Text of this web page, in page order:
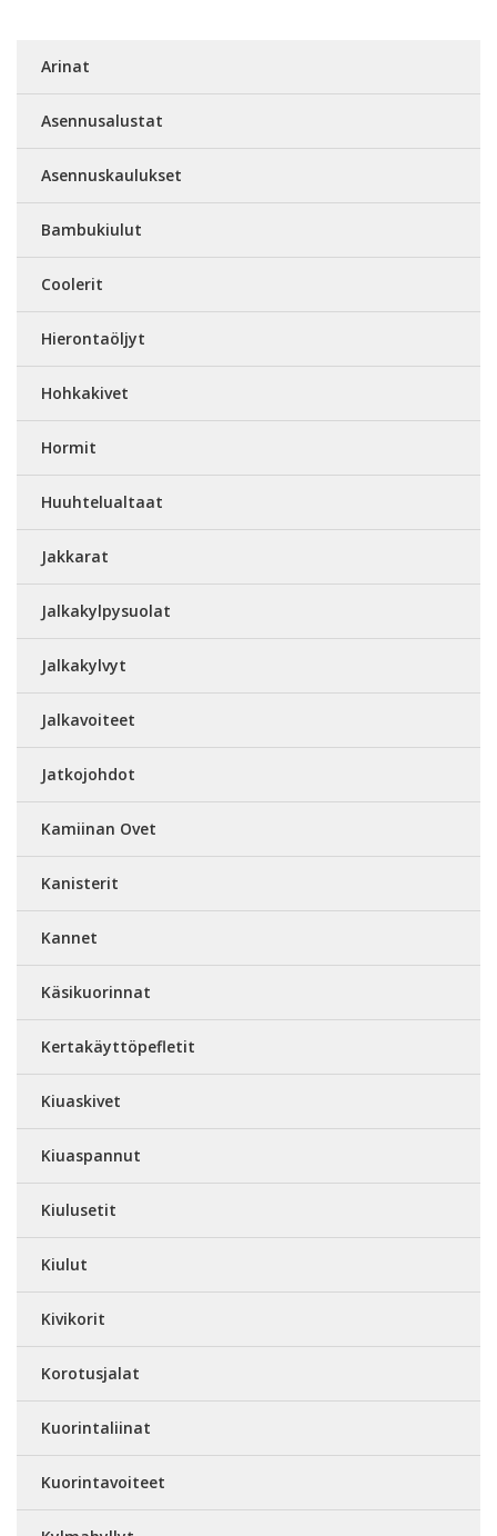
Arinat
Asennusalustat
Asennuskaulukset
Bambukiulut
Coolerit
Hierontaöljyt
Hohkakivet
Hormit
Huuhtelualtaat
Jakkarat
Jalkakylpysuolat
Jalkakylvyt
Jalkavoiteet
Jatkojohdot
Kamiinan Ovet
Kanisterit
Kannet
Käsikuorinnat
Kertakäyttöpefletit
Kiuaskivet
Kiuaspannut
Kiulusetit
Kiulut
Kivikorit
Korotusjalat
Kuorintaliinat
Kuorintavoiteet